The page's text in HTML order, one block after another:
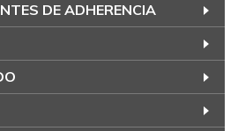
DE ADHERENCIA